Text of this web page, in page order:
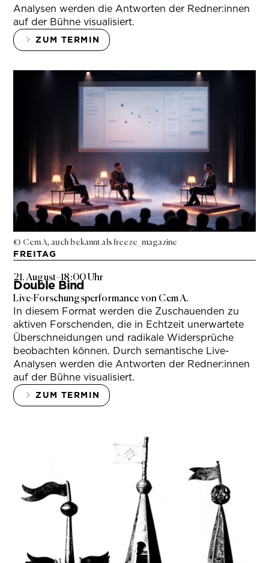
Analysen werden die Antworten der Redner:innen
auf der Bühne visualisiert.
ZUM TERMIN
© Cem A, auch bekannt als freeze_magazine
FREITAG
21. August–18:00 Uhr
Double Bind
Live-Forschungsperformance von Cem A.
In diesem Format werden die Zuschauenden zu
aktiven Forschenden, die in Echtzeit unerwartete
Überschneidungen und radikale Widersprüche
beobachten können. Durch semantische Live-
Analysen werden die Antworten der Redner:innen
auf der Bühne visualisiert.
ZUM TERMIN